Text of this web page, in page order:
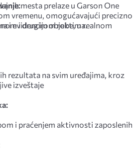
vremenu, omogućavajući precizno
i drugim objektima.
izveštaje
i praćenjem aktivnosti zaposlenih